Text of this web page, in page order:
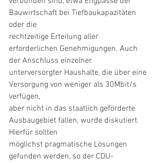
Bauwirtschaft bei Tiefbaukapazitäten
oder die
rechtzeitige Erteilung aller
erforderlichen Genehmigungen. Auch
der Anschluss einzelner
unterversorgter Haushalte, die über eine
Versorgung von weniger als 30Mbit/s
verfügen,
aber nicht in das staatlich geförderte
Ausbaugebiet fallen, wurde diskutiert.
Hierfür sollten
möglichst pragmatische Lösungen
gefunden werden, so der CDU-